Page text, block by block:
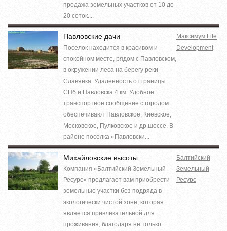
продажа земельных участков от 10 до
20 соток....
Павловские дачи
Поселок находится в красивом и
спокойном месте, рядом с Павловском,
в окружении леса на берегу реки
Славянка. Удаленность от границы
СПб и Павловска 4 км. Удобное
транспортное сообщение с городом
обеспечивают Павловское, Киевское,
Московское, Пулковское и др.шоссе. В
районе поселка «Павловски...
Максимум Life
Development
Михайловские высоты
Компания «Балтийский Земельный
Ресурс» предлагает вам приобрести
земельные участки без подряда в
экологически чистой зоне, которая
является привлекательной для
проживания, благодаря не только
Балтийский
Земельный
Ресурс